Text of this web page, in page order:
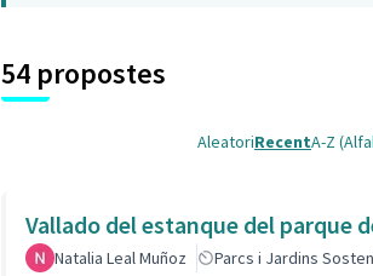
54 propostes
AleatoriRecentA-Z
Vallado del estanque del parque
Natalia Leal Muñoz Parcs i Jardins